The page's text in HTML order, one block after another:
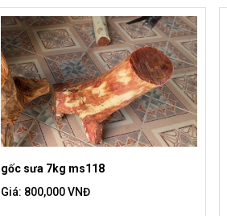
gốc sưa 7kg ms118
Giá: 800,000 VNĐ